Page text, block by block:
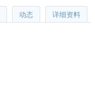
详细资料
动态